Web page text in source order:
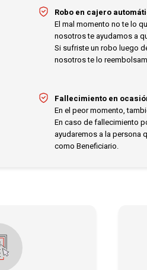
Robo en cajero
El mal momento no te lo
nosotros te ayudamos a
Si sufriste un robo luego
nosotros te lo
Fallecimiento en
En el peor momento,
En caso de fallecimiento
ayudaremos a la persona
como Beneficiario.